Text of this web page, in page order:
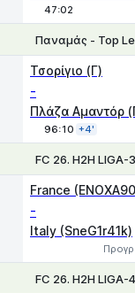
47:02
Παναμάς - Top
Τσορίγιο (Γ)
-
Πλάζα Αμαντόρ
96:10 +4'
FC 26. H2H LIGA-
France
-
Italy (SneG1r41k)
FC 26. H2H LIGA-